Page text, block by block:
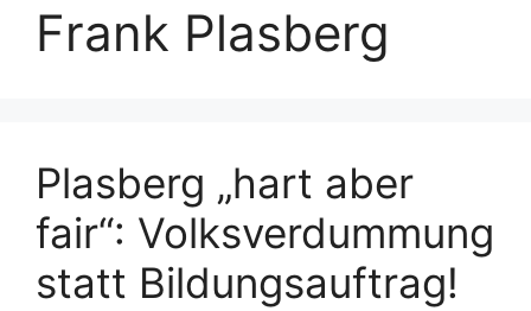
Frank Plasberg
Plasberg „hart aber
fair“: Volksverdummung
statt Bildungsauftrag!